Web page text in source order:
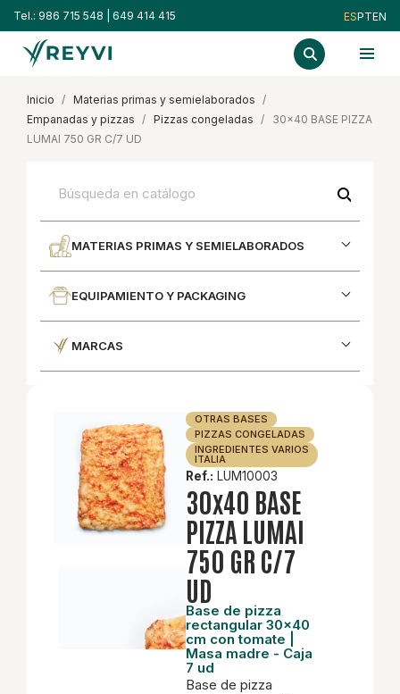
Tel.: 986 715 548 649 414 415 ESPTEN
inicio
materias primas y semielaborados
empanadas y pizzas
pizzas congeladas
30x40 BASE PIZZA
LUMAI 750 GR C/7 UD
search
MATERIAS PRIMAS Y SEMIELABORADOS
EQUIPAMIENTO Y PACKAGING
MARCAS
OTRAS BASES
PIZZAS CONGELADAS
INGREDIENTES VARIOS
ITALIA
Ref.: LUM10003
30x40 BASE
PIZZA LUMAI
750 GR C/7
UD
Base de pizza
rectangular 30×40
cm con tomate |
Masa madre - Caja
7 ud
Base de pizza